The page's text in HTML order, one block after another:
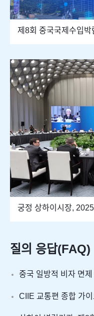
제8회 중국국제수입박
궁정 상하이시장,
질의 응답(FAQ)
중국 일방적 비자 면
CIIE 교통편 종합 가이